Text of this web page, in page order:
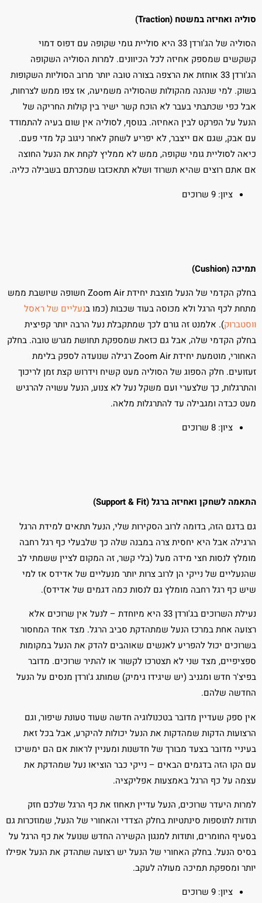
סוליה ואחיזה במשטח (Traction)
הסוליה של הג'ורדן 33 היא סוליית גומי שקופה עם דפוס דמוי
קשקשים שמספק אחיזה לכל הכיוונים. למרות הסוליה השקופה
הג'ורדן 33 אוחזת את הרצפה בצורה טובה יותר מרוב הסוליות השקופות
בשוק. למי שנהנה מהקולות שהסוליה משמיעה, אז צפו ממש לצרחות,
אבל כפי שכתבתי בעבר לא הוכח קשר ישיר בין קולות החריקה של
הנעל על הפרקט לבין האחיזה. בנוסף, לסוליה אין שום בעיה להתמודד
עם אבק, שגם אם ייצבר, לא יפריע לשחק לאחר ניגוב קל מדי פעם.
כיאה לסוליית גומי שקופה, ממש לא ממליץ לקחת את הנעל החוצה
אם אתם רוצים שהיא תשרוד ושלא תתאכזבו שמכרתם בשבילה כליה.
ציון: 9 שרוכים
תמיכה (Cushion)
בחלק הקדמי של הנעל מוצבת יחידת Zoom Air חשופה שיושבת ממש
מתחת לכף הרגל ולא מכוסה בעוד שכבות (כמו בנעליים של ראסל
ווסטברוק). אלמנט זה גורם לכך שמתקבלת נעל הרבה יותר קפיצית
בחלק הקדמי שלה, אבל גם כזאת שמספקת תחושת מגרש טובה. בחלק
האחורי, מוטמעת יחידת Zoom Air רגילה שנועדה לספק בלימת
זעזועים. חלק הספוג של הסוליה מעט קשיח וידרוש קצת זמן לריכוך
והתרגלות, כך שלצערי ועם משקל נעל לא צנוע, הנעל עשויה להרגיש
מעט כבדה ומגבילה עד להתרגלות מלאה.
ציון: 8 שרוכים
התאמה לשחקן ואחיזה ברגל (Support & Fit)
גם בדגם הזה, בדומה לרוב הסקירות שלי, הנעל תתאים למידת הרגל
הרגילה אבל היא יחסית צרה במבנה שלה כך שלבעלי כף רגל רחבה
מומלץ לנסות חצי מידה מעל (בלי קשר, זה המקום לציין ששמתי לב
שהנעליים של נייקי הן לרוב צרות יותר מנעליים של אדידס אז למי
שיש כף רגל רחבה מומלץ גם לנסות כמה דגמים של אדידס).
נעילת השרוכים בג'ורדן 33 היא מיוחדת – לנעל אין שרוכים אלא
רצועה אחת במרכז הנעל שמתהדקת סביב הרגל. מצד אחד המחסור
בשרוכים יכול להפריע לאנשים שאוהבים להדק את הנעל במקומות
ספציפיים, מצד שני לא תצטרכו לקשור או להתיר שרוכים. מדובר
בפיצ'ר חדש ומגניב (יש שיגידו גימיק) שמותג ג'ורדן מנסים על הנעל
החדשה שלהם.
אין ספק שעדיין מדובר בטכנולוגיה חדשה שעוד טעונת שיפור, וגם
הרצועות הדקות שמהדקות את הנעל יכולות להיקרע, אבל בכל זאת
בעיניי מדובר בצעד מבורך של חדשנות ומעניין לראות אם הם ימשיכו
עם הקו הזה בדגמים הבאים – נייקי כבר הוציאו נעל שמהדקת את
עצמה על כף הרגל באמצעות אפליקציה.
למרות היעדר שרוכים, הנעל עדיין תאחוז את כף הרגל שלכם חזק
תודות לתוספות סינתטיות בחלק הצדדי והאחורי של הנעל, שמוזכרות גם
בסעיף החומרים, ותודות למנגון הקשירה החדש שנועל את כף הרגל על
בסיס הנעל. בחלק האחורי של הנעל יש רצועה שתהדק את הנעל אפילו
יותר ומספקת תמיכה מעולה לעקב.
ציון: 9 שרוכים